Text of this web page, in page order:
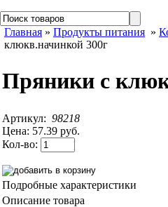
Главная » Продукты питания »
клюкв.начинкой 300г
Пряники с
Артикул: 98218
Цена: 57.39 руб.
Кол-во:
Подробные характеристики
Описание товара